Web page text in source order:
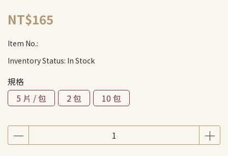
NT$165
Item No.:
Inventory Status: In Stock
規格
5 片 / 包
2 包 10 包